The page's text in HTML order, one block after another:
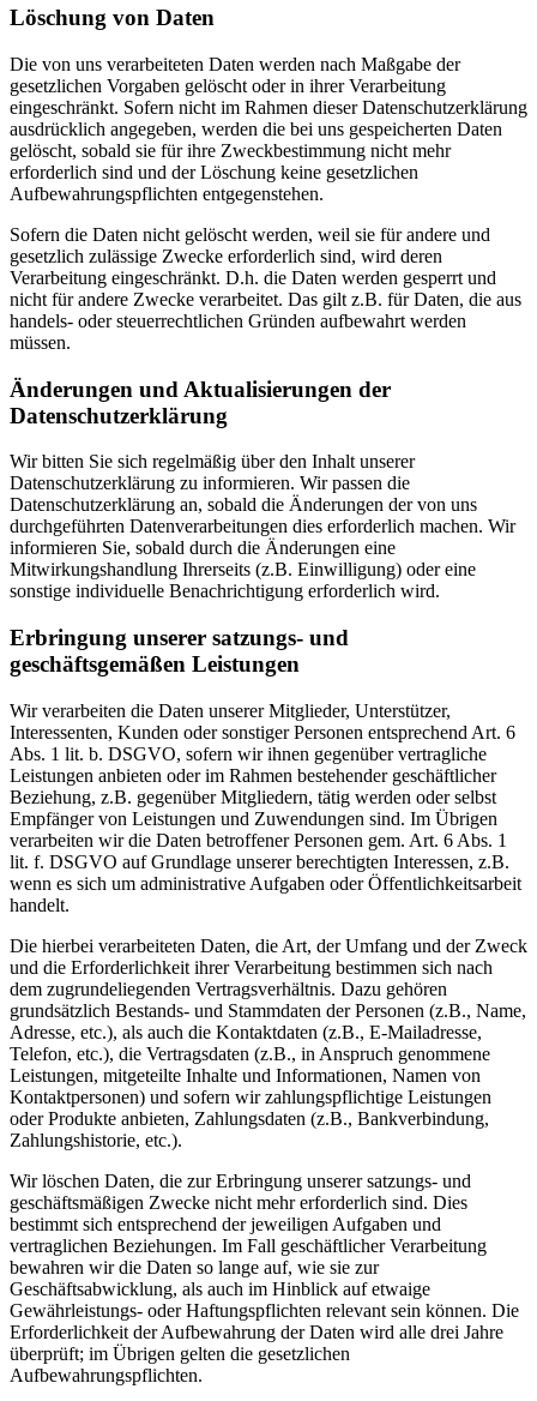
Löschung von Daten
Die von uns verarbeiteten Daten werden nach Maßgabe der
gesetzlichen Vorgaben gelöscht oder in ihrer Verarbeitung
eingeschränkt. Sofern nicht im Rahmen dieser Datenschutzerklärung
ausdrücklich angegeben, werden die bei uns gespeicherten Daten
gelöscht, sobald sie für ihre Zweckbestimmung nicht mehr
erforderlich sind und der Löschung keine gesetzlichen
Aufbewahrungspflichten entgegenstehen.
Sofern die Daten nicht gelöscht werden, weil sie für andere und
gesetzlich zulässige Zwecke erforderlich sind, wird deren
Verarbeitung eingeschränkt. D.h. die Daten werden gesperrt und
nicht für andere Zwecke verarbeitet. Das gilt z.B. für Daten, die aus
handels- oder steuerrechtlichen Gründen aufbewahrt werden
müssen.
Änderungen und Aktualisierungen der
Datenschutzerklärung
Wir bitten Sie sich regelmäßig über den Inhalt unserer
Datenschutzerklärung zu informieren. Wir passen die
Datenschutzerklärung an, sobald die Änderungen der von uns
durchgeführten Datenverarbeitungen dies erforderlich machen. Wir
informieren Sie, sobald durch die Änderungen eine
Mitwirkungshandlung Ihrerseits (z.B. Einwilligung) oder eine
sonstige individuelle Benachrichtigung erforderlich wird.
Erbringung unserer satzungs- und
geschäftsgemäßen Leistungen
Wir verarbeiten die Daten unserer Mitglieder, Unterstützer,
Interessenten, Kunden oder sonstiger Personen entsprechend Art. 6
Abs. 1 lit. b. DSGVO, sofern wir ihnen gegenüber vertragliche
Leistungen anbieten oder im Rahmen bestehender geschäftlicher
Beziehung, z.B. gegenüber Mitgliedern, tätig werden oder selbst
Empfänger von Leistungen und Zuwendungen sind. Im Übrigen
verarbeiten wir die Daten betroffener Personen gem. Art. 6 Abs. 1
lit. f. DSGVO auf Grundlage unserer berechtigten Interessen, z.B.
wenn es sich um administrative Aufgaben oder Öffentlichkeitsarbeit
handelt.
Die hierbei verarbeiteten Daten, die Art, der Umfang und der Zweck
und die Erforderlichkeit ihrer Verarbeitung bestimmen sich nach
dem zugrundeliegenden Vertragsverhältnis. Dazu gehören
grundsätzlich Bestands- und Stammdaten der Personen (z.B., Name,
Adresse, etc.), als auch die Kontaktdaten (z.B., E-Mailadresse,
Telefon, etc.), die Vertragsdaten (z.B., in Anspruch genommene
Leistungen, mitgeteilte Inhalte und Informationen, Namen von
Kontaktpersonen) und sofern wir zahlungspflichtige Leistungen
oder Produkte anbieten, Zahlungsdaten (z.B., Bankverbindung,
Zahlungshistorie, etc.).
Wir löschen Daten, die zur Erbringung unserer satzungs- und
geschäftsmäßigen Zwecke nicht mehr erforderlich sind. Dies
bestimmt sich entsprechend der jeweiligen Aufgaben und
vertraglichen Beziehungen. Im Fall geschäftlicher Verarbeitung
bewahren wir die Daten so lange auf, wie sie zur
Geschäftsabwicklung, als auch im Hinblick auf etwaige
Gewährleistungs- oder Haftungspflichten relevant sein können. Die
Erforderlichkeit der Aufbewahrung der Daten wird alle drei Jahre
überprüft; im Übrigen gelten die gesetzlichen
Aufbewahrungspflichten.